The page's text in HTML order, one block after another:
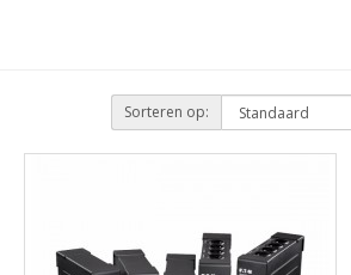
Sorteren op: